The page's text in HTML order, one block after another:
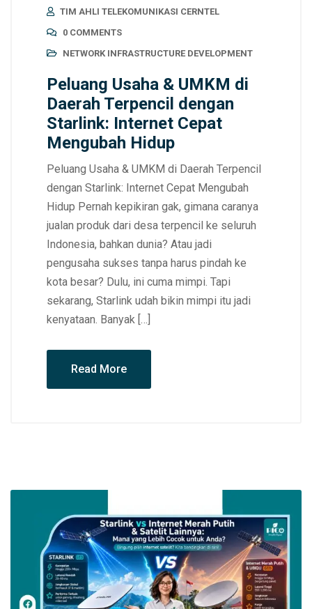
TIM AHLI TELEKOMUNIKASI CERNTEL
0 COMMENTS
NETWORK INFRASTRUCTURE DEVELOPMENT
Peluang Usaha & UMKM di
Daerah Terpencil dengan
Starlink: Internet Cepat
Mengubah Hidup
Peluang Usaha & UMKM di Daerah Terpencil
dengan Starlink: Internet Cepat Mengubah
Hidup Pernah kepikiran gak, gimana caranya
jualan produk dari desa terpencil ke seluruh
Indonesia, bahkan dunia? Atau jadi
pengusaha sukses tanpa harus pindah ke
kota besar? Dulu, ini cuma mimpi. Tapi
sekarang, Starlink udah bikin mimpi itu jadi
kenyataan. Banyak […]
Read More